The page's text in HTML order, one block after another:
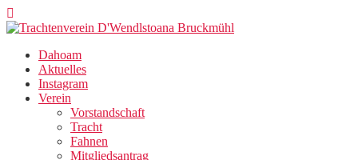
Zum
Inhalt
Dahoam
Aktuelles
Instagram
Verein
Vorstandschaft
Tracht
Fahnen
Mitgliedsantrag